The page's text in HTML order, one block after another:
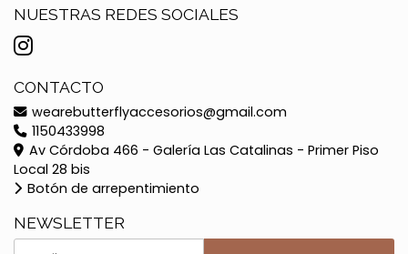
NUESTRAS REDES SOCIALES
CONTACTO
wearebutterflyaccesorios@gmail.com
1150433998
Av Córdoba 466 - Galería Las Catalinas - Primer Piso
Local 28 bis
Botón de arrepentimiento
NEWSLETTER